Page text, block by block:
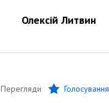
Олексій Литвин
Перегляди Голосування